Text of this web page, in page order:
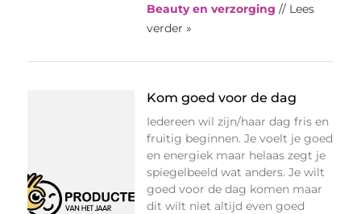
Beauty en verzorging // Lees
verder »
Kom goed voor de dag
Iedereen wil zijn/haar dag fris en
fruitig beginnen. Je voelt je goed
en energiek maar helaas zegt je
spiegelbeeld wat anders. Je wilt
goed voor de dag komen maar
dit wilt niet altijd even goed